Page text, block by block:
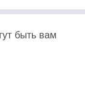
быть вам